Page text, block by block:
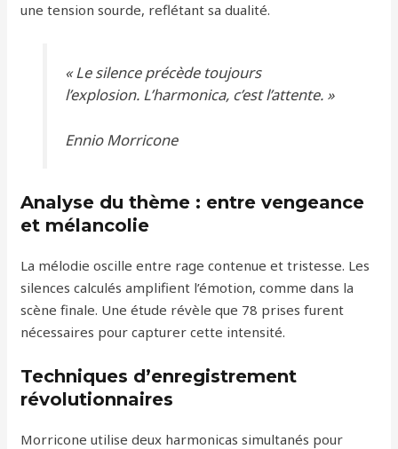
une tension sourde, reflétant sa dualité.
« Le silence précède toujours
l’explosion. L’harmonica, c’est l’attente. »
Ennio Morricone
Analyse du thème : entre vengeance
et mélancolie
La mélodie oscille entre rage contenue et tristesse. Les
silences calculés amplifient l’émotion, comme dans la
scène finale. Une étude révèle que 78 prises furent
nécessaires pour capturer cette intensité.
Techniques d’enregistrement
révolutionnaires
Morricone utilise deux harmonicas simultanés pour